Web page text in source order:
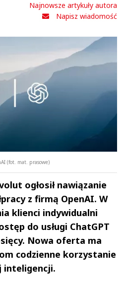
Najnowsze artykuły autora
Napisz wiadomość
(fot. mat. prasowe)
ogłosił nawiązanie
z firmą OpenAI. W
klienci indywidualni
do usługi ChatGPT
Nowa oferta ma
codzienne korzystanie
inteligencji.